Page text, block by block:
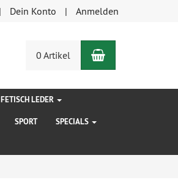
Dein Konto Anmelden
0 Artikel Warenkorb
FETISCH LEDER
SPORT SPECIALS